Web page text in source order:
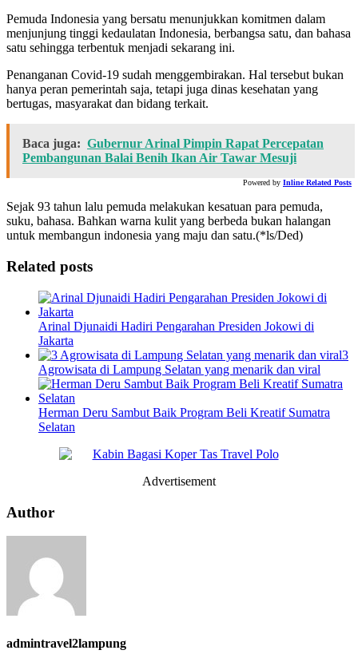
Pemuda Indonesia yang bersatu menunjukkan komitmen dalam
menjunjung tinggi kedaulatan Indonesia, berbangsa satu, dan bahasa
satu sehingga terbentuk menjadi sekarang ini.
Penanganan Covid-19 sudah menggembirakan. Hal tersebut bukan
hanya peran pemerintah saja, tetapi juga dinas kesehatan yang
bertugas, masyarakat dan bidang terkait.
Baca juga: Gubernur Arinal Pimpin Rapat Percepatan
Pembangunan Balai Benih Ikan Air Tawar Mesuji
Powered by Inline Related Posts
Sejak 93 tahun lalu pemuda melakukan kesatuan para pemuda,
suku, bahasa. Bahkan warna kulit yang berbeda bukan halangan
untuk membangun indonesia yang maju dan satu.(*ls/Ded)
Related posts
Arinal Djunaidi Hadiri Pengarahan Presiden Jokowi di
Jakarta
3
Agrowisata di Lampung Selatan yang menarik dan viral
Herman Deru Sambut Baik Program Beli Kreatif Sumatra
Selatan
Advertisement
Author
admintravel2lampung